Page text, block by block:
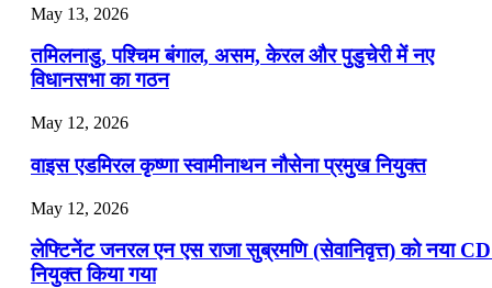
July 19, 2026
📝 डेली करेंट अफेयर्स: 16-18 जुलाई 2026
May 13, 2026
तमिलनाडु, पश्चिम बंगाल, असम, केरल और पुडुचेरी में नए
विधानसभा का गठन
May 12, 2026
वाइस एडमिरल कृष्णा स्वामीनाथन नौसेना प्रमुख नियुक्त
May 12, 2026
लेफ्टिनेंट जनरल एन एस राजा सुब्रमणि (सेवानिवृत्त) को नया
नियुक्त किया गया